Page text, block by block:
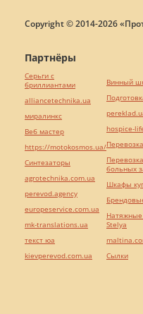
Copyright © 2014-2026
Партнёры
Серьги с
бриллиантами
alliancetechnika.ua
миралинкс
Веб мастер
https://motokosmos.ua/
Синтезаторы
agrotechnika.com.ua
perevod.agency
europeservice.com.ua
mk-translations.ua
текст юа
kievperevod.com.ua
Винный
hospice-
больных
Шкафы
Натяжные
Stelya
Cылки